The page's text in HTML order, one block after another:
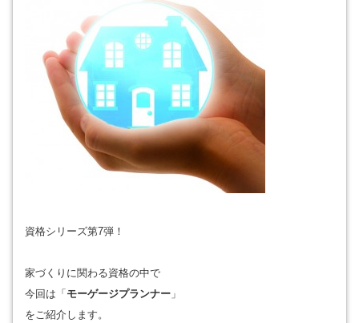
資格シリーズ第7弾！
家づくりに関わる資格の中で
今回は「 モーゲージプランナー 」
をご紹介します。